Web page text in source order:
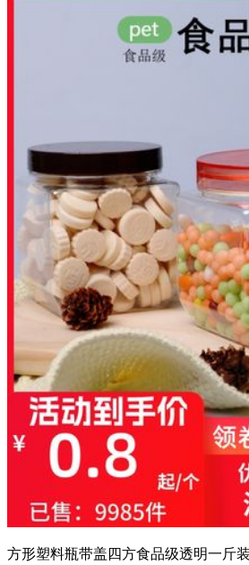
方形塑料瓶带盖四方食品级透明一斤